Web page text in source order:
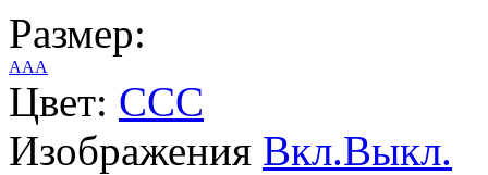
Размер:
AAA
Цвет: CCC
Изображения Вкл.Выкл.